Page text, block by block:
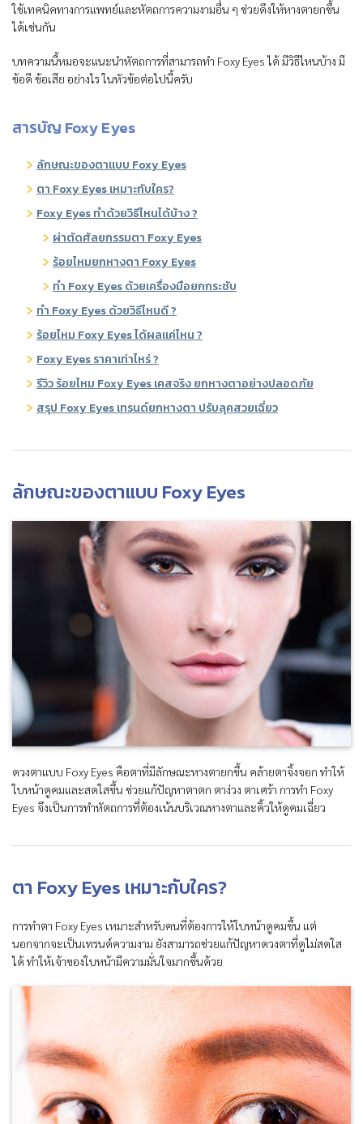
ใช้เทคนิคทางการแพทย์และหัตถการความงามอื่น ๆ ช่วยดึงให้หางตายกขึ้น
ได้เช่นกัน
บทความนี้หมอจะแนะนำหัตถการที่สามารถทำ Foxy Eyes ได้ มีวิธีไหนบ้าง มี
ข้อดี ข้อเสีย อย่างไร ในหัวข้อต่อไปนี้ครับ
สารบัญ Foxy Eyes
ลักษณะของตาแบบ Foxy Eyes
ตา Foxy Eyes เหมาะกับใคร?
Foxy Eyes ทำด้วยวิธีไหนได้บ้าง ?
ผ่าตัดศัลยกรรมตา Foxy Eyes
ร้อยไหมยกหางตา Foxy Eyes
ทำ Foxy Eyes ด้วยเครื่องมือยกกระชับ
ทำ Foxy Eyes ด้วยวิธีไหนดี ?
ร้อยไหม Foxy Eyes ได้ผลแค่ไหน ?
Foxy Eyes ราคาเท่าไหร่ ?
รีวิว ร้อยไหม Foxy Eyes เคสจริง ยกหางตาอย่างปลอดภัย
สรุป Foxy Eyes เทรนด์ยกหางตา ปรับลุคสวยเฉี่ยว
ลักษณะของตาแบบ Foxy Eyes
ดวงตาแบบ Foxy Eyes คือตาที่มีลักษณะหางตายกขึ้น คล้ายตาจิ้งจอก ทำให้
ใบหน้าดูคมและสดใสขึ้น ช่วยแก้ปัญหาตาตก ตาง่วง ตาเศร้า การทำ Foxy
Eyes จึงเป็นการทำหัตถการที่ต้องเน้นบริเวณหางตาและคิ้วให้ดูคมเฉี่ยว
ตา Foxy Eyes เหมาะกับใคร?
การทำตา Foxy Eyes เหมาะสำหรับคนที่ต้องการให้ใบหน้าดูคมขึ้น แต่
นอกจากจะเป็นเทรนด์ความงาม ยังสามารถช่วยแก้ปัญหาดวงตาที่ดูไม่สดใส
ได้ ทำให้เจ้าของใบหน้ามีความมั่นใจมากขึ้นด้วย